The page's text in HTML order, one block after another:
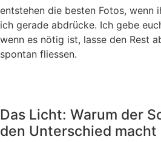
entstehen die besten Fotos, wenn
ich gerade abdrücke. Ich gebe
wenn es nötig ist, lasse den Rest
spontan fliessen.
Das Licht: Warum der
den Unterschied macht